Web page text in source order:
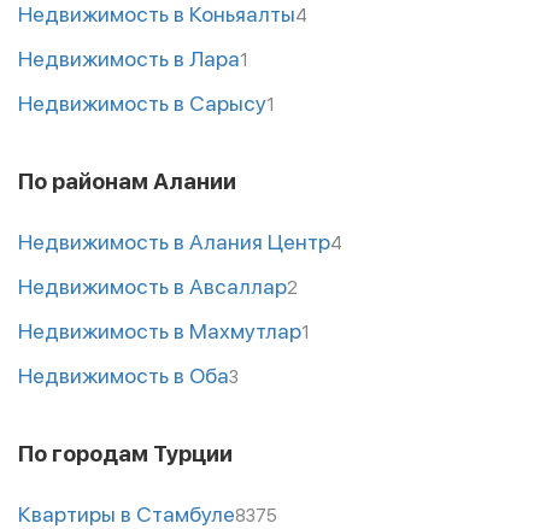
Недвижимость в Коньяалты4
Недвижимость в Лара1
Недвижимость в Сарысу1
По районам Алании
Недвижимость в Алания Центр4
Недвижимость в Авсаллар2
Недвижимость в Махмутлар1
Недвижимость в Оба3
По городам Турции
Квартиры в Стамбуле8375